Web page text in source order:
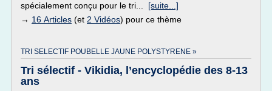
spécialement conçu pour le tri... [suite...]
→ 16 Articles (et 2 Vidéos) pour ce thème
TRI SELECTIF POUBELLE JAUNE POLYSTYRENE »
Tri sélectif - Vikidia, l’encyclopédie des 8-13
ans